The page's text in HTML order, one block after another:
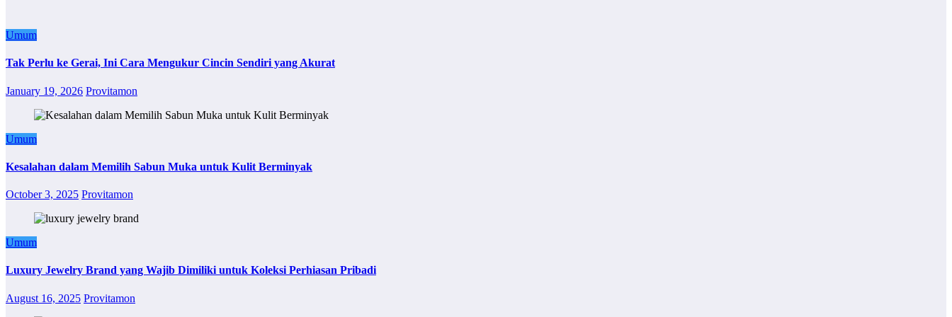
Umum
Tak Perlu ke Gerai, Ini Cara Mengukur Cincin Sendiri yang Akurat
January 19, 2026 Provitamon
Umum
Kesalahan dalam Memilih Sabun Muka untuk Kulit Berminyak
October 3, 2025 Provitamon
Umum
Luxury Jewelry Brand yang Wajib Dimiliki untuk Koleksi Perhiasan Pribadi
August 16, 2025 Provitamon